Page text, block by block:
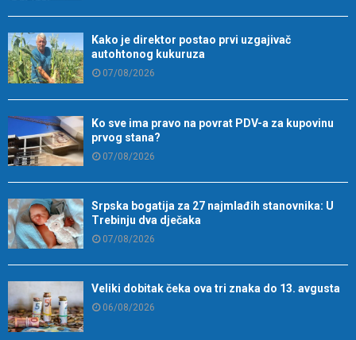
Kako je direktor postao prvi uzgajivač
autohtonog kukuruza
07/08/2026
Ko sve ima pravo na povrat PDV-a za kupovinu
prvog stana?
07/08/2026
Srpska bogatija za 27 najmlađih stanovnika: U
Trebinju dva dječaka
07/08/2026
Veliki dobitak čeka ova tri znaka do 13. avgusta
06/08/2026